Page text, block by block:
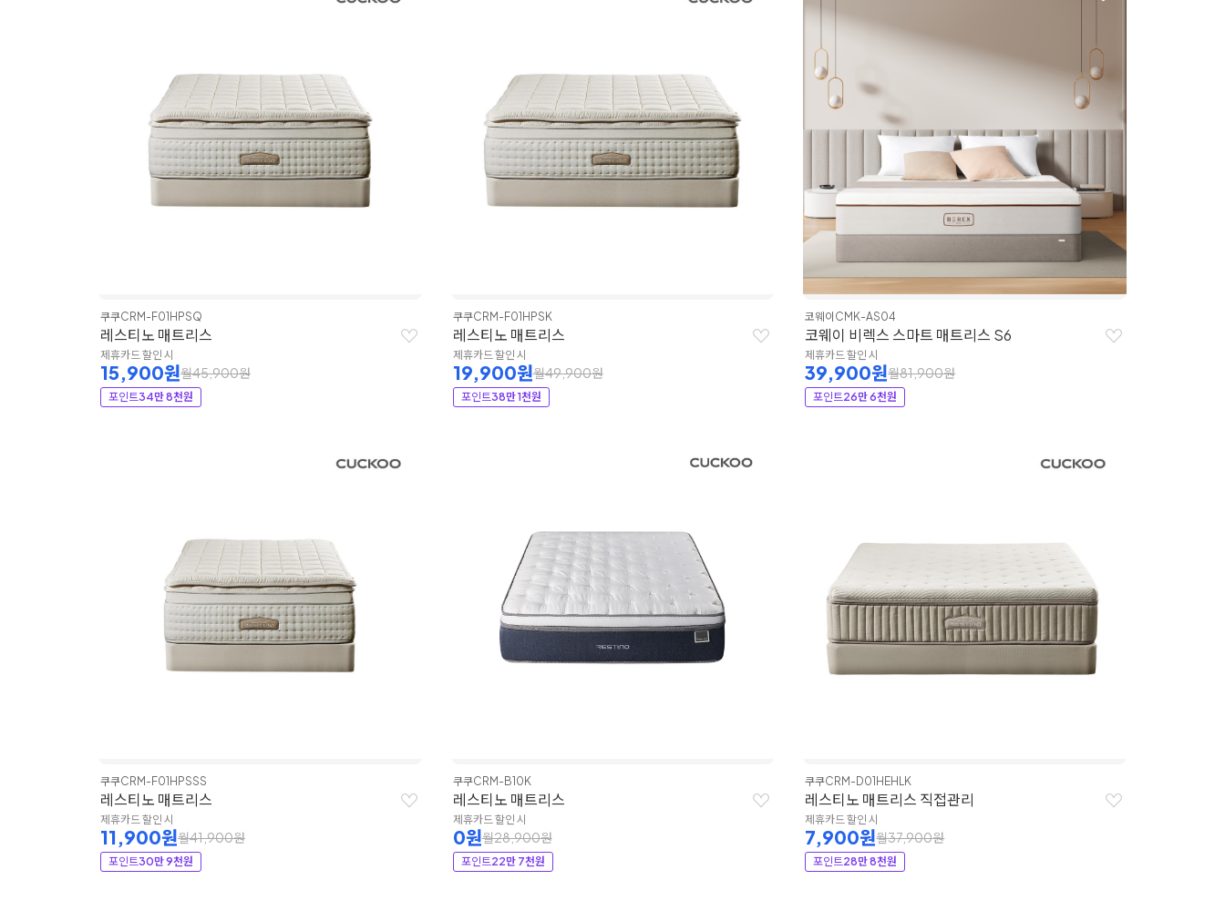
쿠쿠CRM-F01HPSQ
레스티노 매트리스
제휴카드 할인 시
15,900원월45,900원
포인트34만 8천원
쿠쿠CRM-F01HPSK
레스티노 매트리스
제휴카드 할인 시
19,900원월49,900원
포인트38만 1천원
코웨이 CMK-AS04
코웨이 비렉스 스마트 매트리스 S6
제휴카드 할인 시
39,900원월81,900원
포인트26만 6천원
쿠쿠CRM-F01HPSSS
레스티노 매트리스
제휴카드 할인 시
11,900원월41,900원
포인트30만 9천원
쿠쿠CRM-B10K
레스티노 매트리스
제휴카드 할인 시
0원월28,900원
포인트22만 7천원
쿠쿠CRM-D01HEHLK
레스티노 매트리스 직접관리
제휴카드 할인 시
7,900원월37,900원
포인트28만 8천원